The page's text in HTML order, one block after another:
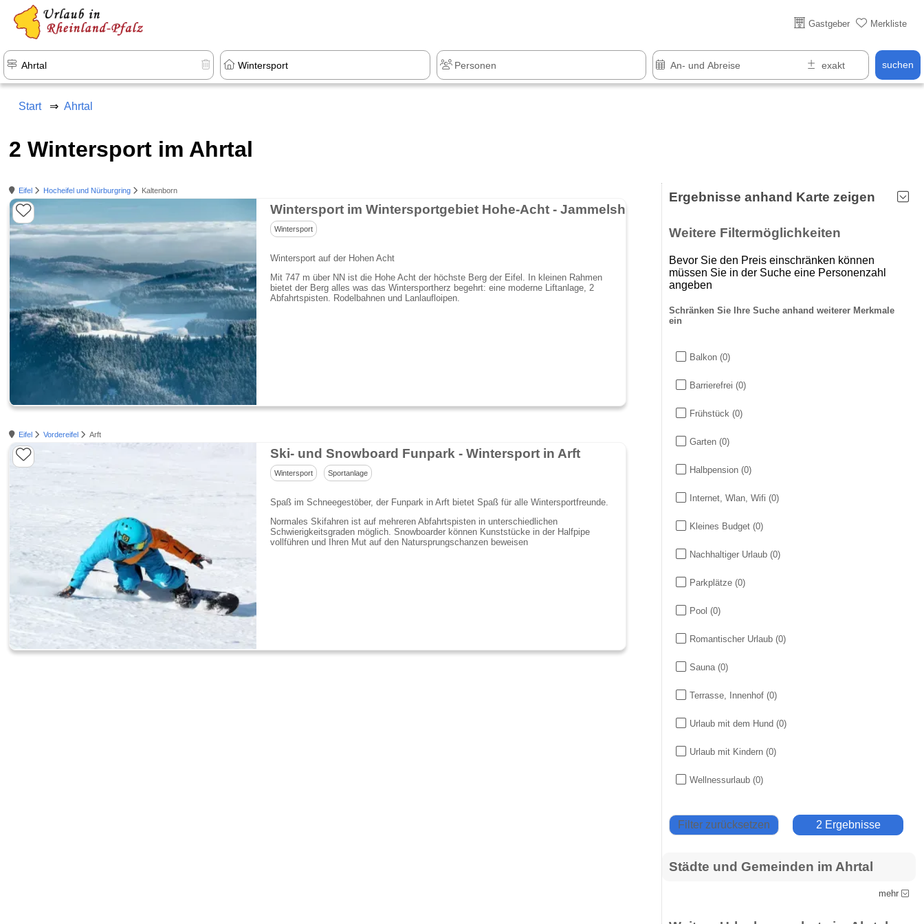
Gastgeber Merkliste
suchen
Über 25 Jahre online
Start Ahrtal
2 Wintersport im Ahrtal
Eifel Hocheifel und Nürburgring Kaltenborn
Wintersport
Wintersport auf der Hohen Acht
Mit 747 m über NN ist die Hohe Acht der höchste Berg der Eifel. In kleinen Rahmen
bietet der Berg alles was das Wintersportherz begehrt: eine moderne Liftanlage, 2
Abfahrtspisten. Rodelbahnen und Lanlaufloipen.
Eifel Vordereifel Arft
Ski- und Snowboard Funpark - Wintersport in Arft
Wintersport Sportanlage
Spaß im Schneegestöber, der Funpark in Arft bietet Spaß für alle Wintersportfreunde.
Normales Skifahren ist auf mehreren Abfahrtspisten in unterschiedlichen
Schwierigkeitsgraden möglich. Snowboarder können Kunststücke in der Halfpipe
vollführen und Ihren Mut auf den Natursprungschanzen beweisen
Ergebnisse anhand Karte zeigen
Weitere Filtermöglichkeiten
Bevor Sie den Preis einschränken können
müssen Sie in der Suche eine Personenzahl
angeben
Schränken Sie Ihre Suche anhand weiterer Merkmale
ein
Balkon (0)
Barrierefrei (0)
Frühstück (0)
Garten (0)
Halbpension (0)
Internet, Wlan, Wifi (0)
Kleines Budget (0)
Nachhaltiger Urlaub (0)
Parkplätze (0)
Pool (0)
Romantischer Urlaub (0)
Sauna (0)
Terrasse, Innenhof (0)
Urlaub mit dem Hund (0)
Urlaub mit Kindern (0)
Wellnessurlaub (0)
Filter zurücksetzen 2 Ergebnisse
Städte und Gemeinden im Ahrtal
mehr